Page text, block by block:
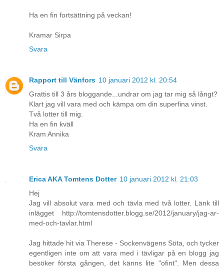
Ha en fin fortsättning på veckan!
Kramar Sirpa
Svara
Rapport till Vänfors 10 januari 2012 kl. 20:54
Grattis till 3 års bloggande...undrar om jag tar mig så långt?
Klart jag vill vara med och kämpa om din superfina vinst.
Två lotter till mig.
Ha en fin kväll
Kram Annika
Svara
Erica AKA Tomtens Dotter 10 januari 2012 kl. 21:03
Hej
Jag vill absolut vara med och tävla med två lotter. Länk till
inlägget http://tomtensdotter.blogg.se/2012/january/jag-ar-
med-och-tavlar.html
Jag hittade hit via Therese - Sockenvägens Söta, och tycker
egentligen inte om att vara med i tävligar på en blogg jag
besöker första gången, det känns lite "ofint". Men dessa